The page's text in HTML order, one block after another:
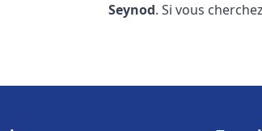
Seynod. Si vous